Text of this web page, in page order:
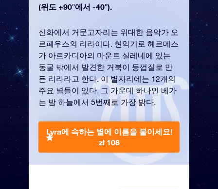
(위도 +90°에서 -40°).
신화에서 거문고자리는 위대한 음악가 오
르페우스의 리라이다. 현악기로 헤르메스
가 아르카디아의 마운트 실레네에 있는
동굴 밖에서 발견한 거북이 등껍질로 만
든 리라라고 한다. 이 별자리에는 12개의
주요 별들이 있다. 그 가운데 하나인 베가
는 밤 하늘에서 5번째로 가장 밝다.
Lyra에 속하는 별에 이름을 붙이세요!
zł 108